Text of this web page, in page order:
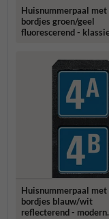
Huisnummerpaal
bordjes groen/geel
fluorescerend -
Huisnummerpaal
bordjes blauw/wit
reflecterend - modern